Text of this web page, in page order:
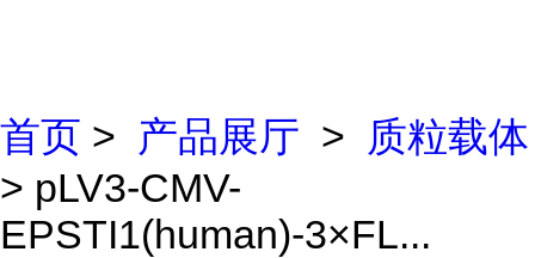
首页 > 产品展厅 >
质粒载体
> pLV3-CMV-
EPSTI1(human)-3×FL...